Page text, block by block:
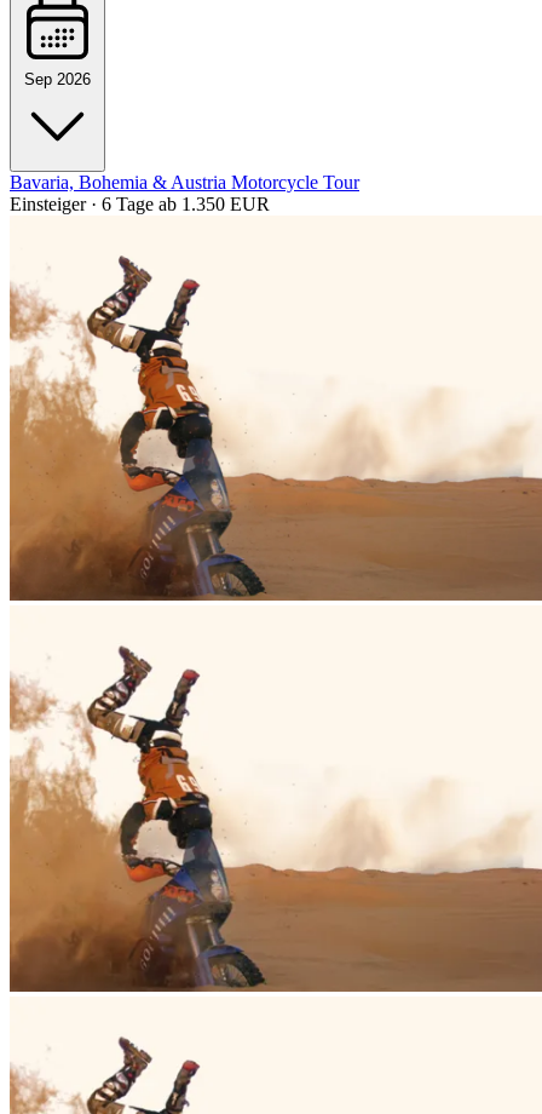
Sep 2026
Bavaria, Bohemia & Austria Motorcycle Tour
Einsteiger · 6 Tage ab 1.350 EUR